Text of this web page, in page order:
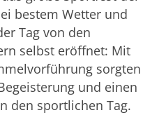
bestem Wetter und
Tag von den
selbst eröffnet: Mit
sorgten
und einen
den sportlichen Tag.